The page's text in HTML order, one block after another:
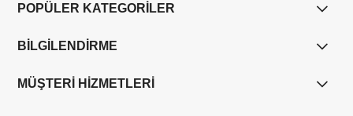
POPÜLER KATEGORİLER
BİLGİLENDİRME
MÜŞTERİ HİZMETLERİ